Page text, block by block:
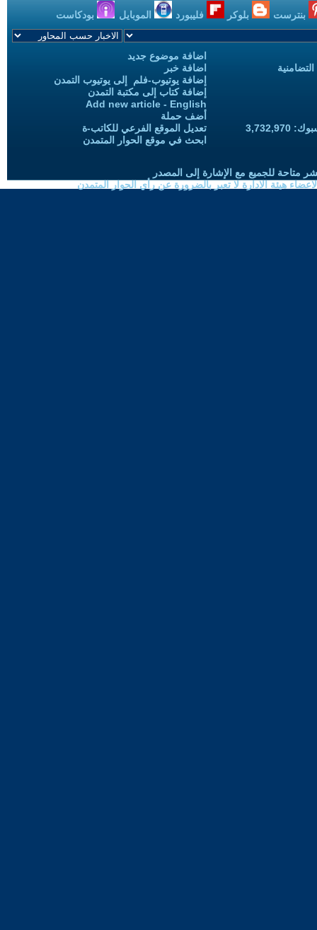
بنترست بلوكر فليبورد الموبايل بودكاست
اضافة موضوع جديد
اضافة خبر
إضافة يوتيوب-فلم إلى يوتيوب التمدن
إضافة كتاب إلى مكتبة التمدن
Add new article - English
أضف حملة
تعديل الموقع الفرعي للكاتب-ة
ابحث في موقع الحوار المتمدن
متاحة للجميع مع الإشارة إلى المصدر
هيئة الادارة لا تعبر بالضرورة عن رأي الحوار المتمدن